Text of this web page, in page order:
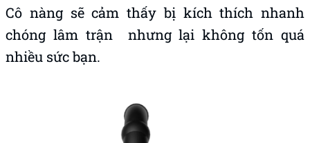
Cô nàng sẽ cảm thấy bị kích thích nhanh
chóng lâm trận nhưng lại không tốn quá
nhiều sức bạn.